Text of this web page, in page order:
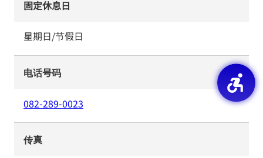
固定休息日
星期日/节假日
电话号码
082-289-0023
传真